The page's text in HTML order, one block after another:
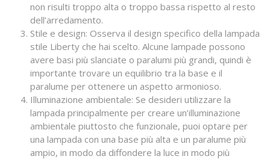
non risulti troppo alta o troppo bassa rispetto al resto
dell’arredamento.
Stile e design: Osserva il design specifico della lampada
stile Liberty che hai scelto. Alcune lampade possono
avere basi più slanciate o paralumi più grandi, quindi è
importante trovare un equilibrio tra la base e il
paralume per ottenere un aspetto armonioso.
Illuminazione ambientale: Se desideri utilizzare la
lampada principalmente per creare un’illuminazione
ambientale piuttosto che funzionale, puoi optare per
una lampada con una base più alta e un paralume più
ampio, in modo da diffondere la luce in modo più